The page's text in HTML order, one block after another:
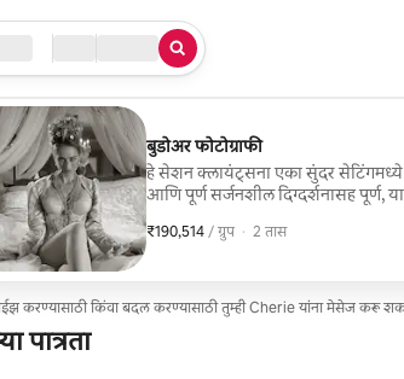
करा
चेक इन / चेक आऊट
सेवेचा प्रकार
बुडोअर फोटोग्राफी
हे सेशन क्लायंट्सना एका सुंदर सेटिंगमध्ये
आणि पूर्ण सर्जनशील दिग्दर्शनासह पूर्ण,
₹190,514 / ग्रुप
₹190,514, प्रति ग्रुप
, · 2 तास
करण्यासाठी किंवा बदल करण्यासाठी तुम्ही Cherie यांना मेसेज करू
पात्रता